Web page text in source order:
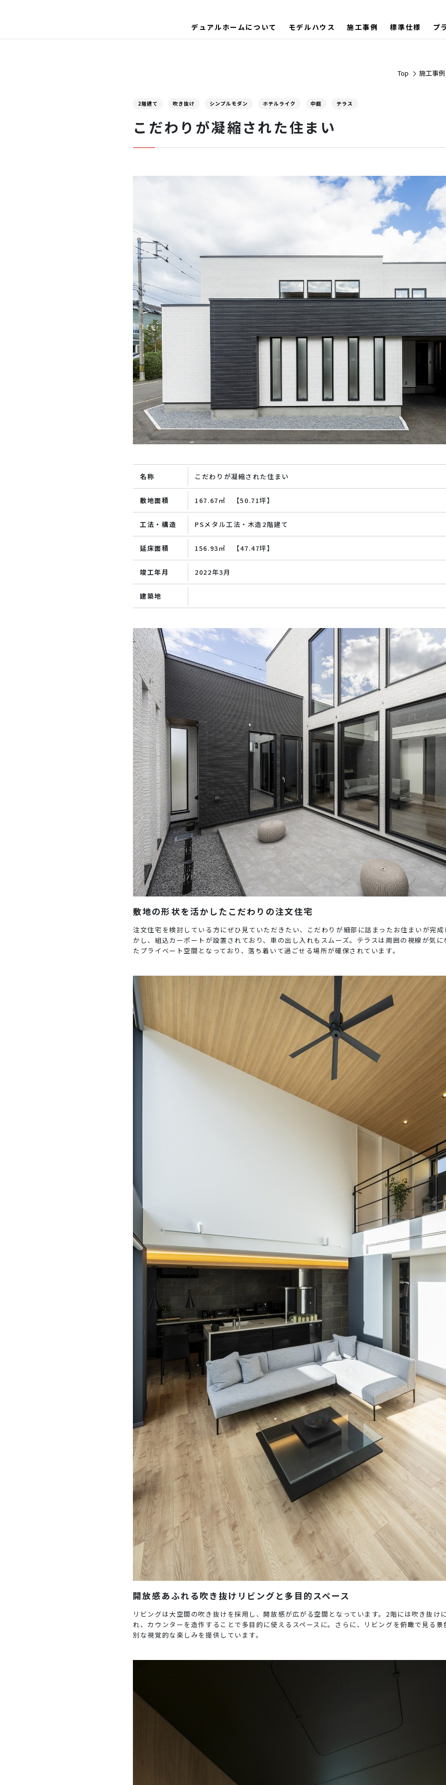
デュアルホームについて モデルハウス 施工事例 標準仕様 プ
Top 施工事例
2階建て 吹き抜け シンプルモダン ホテルライク 中庭 テラス
こだわりが凝縮された住まい
名称 こだわりが凝縮された住まい
敷地面積 167.67㎡ 【50.71坪】
工法・構造 PSメタル工法・木造2階建て
延床面積 156.93㎡ 【47.47坪】
竣工年月 2022年3月
建築地
敷地の形状を活かしたこだわりの注文住宅
注文住宅を検討している方にぜひ見ていただきたい、こだわりが細部に詰まったお住まいが完
かし、組込カーポートが設置されており、車の出し入れもスムーズ。テラスは周囲の視線が気
たプライベート空間となっており、落ち着いて過ごせる場所が確保されています。
開放感あふれる吹き抜けリビングと多目的スペース
リビングは大空間の吹き抜けを採用し、開放感が広がる空間となっています。2階には吹き抜け
れ、カウンターを造作することで多目的に使えるスペースに。さらに、リビングを俯瞰で見る
別な視覚的な楽しみを提供しています。